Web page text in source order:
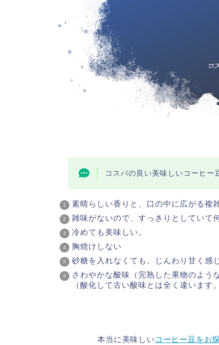
コスパの良い美味しいコーヒー
素晴らしい香りと、口の中に広がる複
雑味がないので、すっきりとしていて
冷めても美味しい。
胸焼けしない
砂糖を入れなくても、じんわり甘く感
さわやかな酸味（完熟した果物のよう
（酸化して古い酸味とは全く違います
本当に美味しい コーヒー豆をお